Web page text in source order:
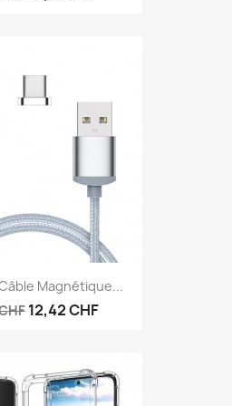
Magnétique...
12,42 CHF